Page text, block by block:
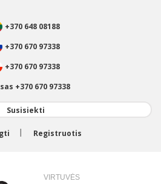
+370 648 08188
+370 670 97338
+370 670 97338
+370 670 97338
Susisiekti
Registruotis
VIRTUVĖS